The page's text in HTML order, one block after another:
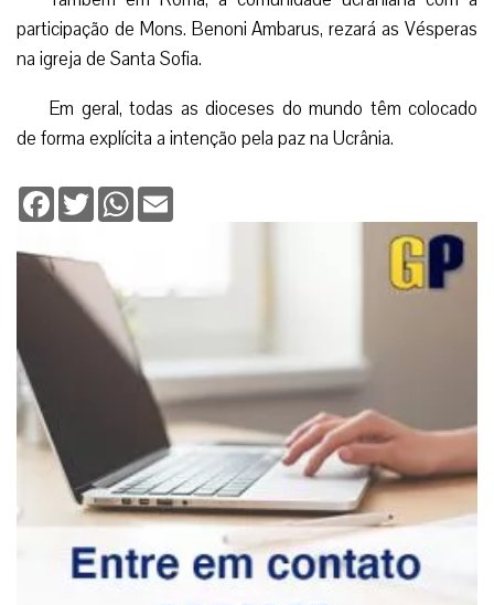
participação de Mons. Benoni Ambarus, rezará as Vésperas
na igreja de Santa Sofia.
Em geral, todas as dioceses do mundo têm colocado
de forma explícita a intenção pela paz na Ucrânia.
Facebook
TwitterWhatsApp